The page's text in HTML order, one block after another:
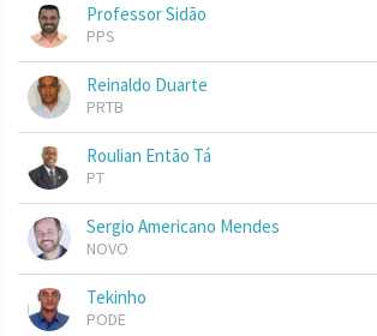
Professor Sidão
PPS
Reinaldo Duarte
PRTB
Roulian Então Tá
PT
Sergio Americano Mendes
NOVO
Tekinho
PODE